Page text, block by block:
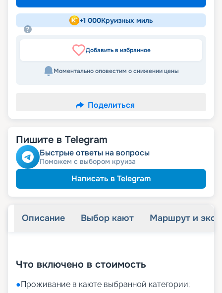
+1 000Круизных миль
Добавить в избранное
Моментально оповестим о снижении цены
Поделиться
Пишите в Telegram
Быстрые ответы на вопросы
Поможем с выбором круиза
Написать в Telegram
Описание Выбор кают Маршрут и
Что включено в стоимость
●Проживание в каюте выбранной категории;